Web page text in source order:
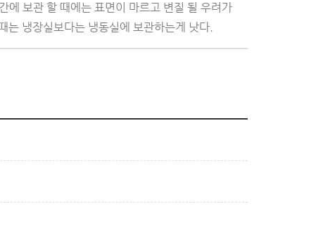
에 보관 할 때에는 표면이 마르고 변질 될 우려가
는 냉장실보다는 냉동실에 보관하는게 낫다.